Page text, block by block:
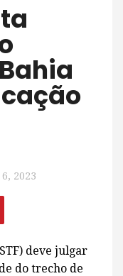
2023
deve julgar
do trecho de